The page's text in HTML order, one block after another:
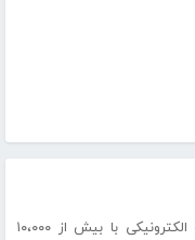
الکترونیکی با بیش از ۱۰،۰۰۰